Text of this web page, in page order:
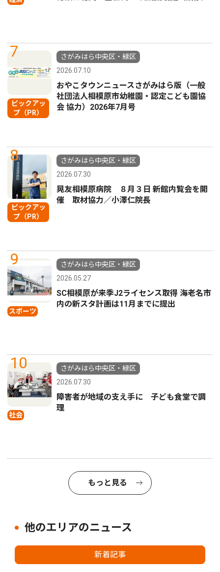
7
ピックアッ
プ（PR）
さがみはら中央区・緑区
2026.07.10
おやこタウンニュースさがみはら版（一般
社団法人相模原市幼稚園・認定こども園協
会 協力）2026年7月号
8
ピックアッ
プ（PR）
さがみはら中央区・緑区
2026.07.30
晃友相模原病院 ８月３日 新館内覧会を開
催 取材協力／小澤仁院長
9
スポーツ
さがみはら中央区・緑区
2026.05.27
SC相模原が来季J2ライセンス取得 海老名市
内の新スタ計画は11月までに提出
10
社会
さがみはら中央区・緑区
2026.07.30
障害者が地域の支え手に 子ども食堂で調
理
もっと見る
他のエリアのニュース
新着記事